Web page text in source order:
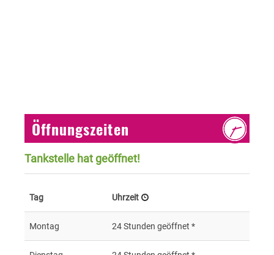
Öffnungszeiten
Tankstelle hat geöffnet!
Tag Uhrzeit
Montag 24 Stunden geöffnet *